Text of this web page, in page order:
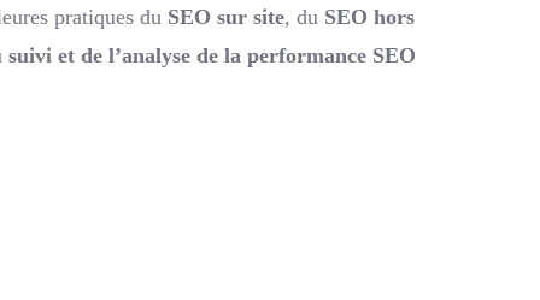
pratiques du SEO sur site, du SEO hors
suivi et de l’analyse de la performance SEO